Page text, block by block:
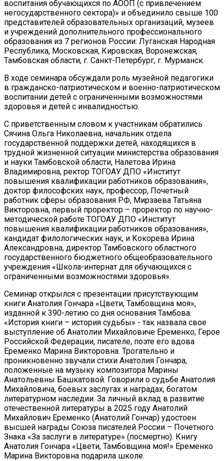
воспитания обучающихся по АООП (с привлечением
негосударственного сектора)» и объединило свыше 100
представителей образовательных организаций, музеев
и учреждений дополнительного профессионального
образования из 7 регионов России: Луганская Народная
Республика, Московская, Кировская, Воронежская,
Тамбовская области, г. Санкт-Петербург, г. Мурманск.
В ходе семинара обсуждали роль музейной педагогики
в гражданско-патриотическом и военно-патриотическом
воспитании детей с ограниченными возможностями
здоровья и детей с инвалидностью.
С приветственным словом к участникам обратились
Сячина Ольга Николаевна, начальник отдела
государственной поддержки детей, находящихся в
трудной жизненной ситуации министерства образования
и науки Тамбовской области, Налетова Ирина
Владимировна, ректор ТОГОАУ ДПО «Институт
повышения квалификации работников образования»,
доктор философских наук, профессор, Почетный
работник сферы образования РФ, Мирзаева Татьяна
Викторовна, первый проректор – проректор по научно-
методической работе ТОГОАУ ДПО «Институт
повышения квалификации работников образования»,
кандидат филологических наук, и Кокорева Ирина
Александровна, директор Тамбовского областного
государственного бюджетного общеобразовательного
учреждения «Школа-интернат для обучающихся с
ограниченными возможностями здоровья».
Семинар открылся с презентации присутствующим
книги Анатолия Гончара «Цвети, Тамбовщина моя»,
изданной к 390-летию со дня основания Тамбова.
«История книги – история судьбы» - так назвала свое
выступление об Анатолии Михайловиче Еременко, Герое
Российской Федерации, писателе, поэте его вдова
Еременко Марина Викторовна. Трогательно и
проникновенно звучали стихи Анатолия Гончара,
положенные на музыку композитора Марины
Анатольевны Башкатовой. Говорили о судьбе Анатолия
Михайловича, боевых заслугах и наградах, богатом
литературном наследии. За личный вклад в развитие
отечественной литературы в 2025 году Анатолий
Михайлович Еременко (Анатолий Гончар) удостоен
высшей награды Союза писателей России – Почетного
Знака «За заслуги в литературе» (посмертно). Книгу
Анатолия Гончара «Цвети, Тамбовщина моя!» Еременко
Марина Викторовна подарила школе.